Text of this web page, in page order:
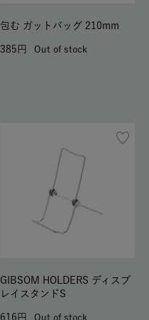
包む ガットバッグ 210mm
385 Out of stock
GIBSOM HOLDERS ディスプ
レイスタンドS
616 Out of stock